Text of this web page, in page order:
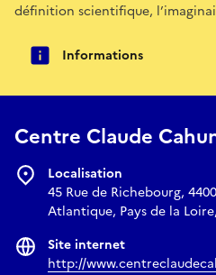
définition scientifique,
Informations
Centre Claude
Localisation
45 Rue de Richebourg,
Atlantique, Pays de la
Site internet
http://